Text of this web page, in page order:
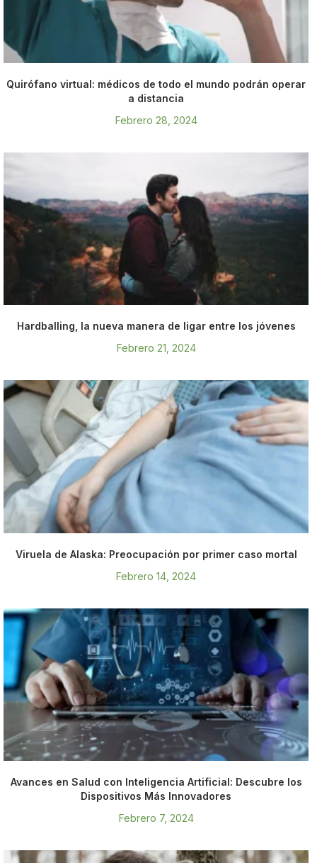
Quirófano virtual: médicos de todo el mundo podrán operar
a distancia
Febrero 28, 2024
Hardballing, la nueva manera de ligar entre los jóvenes
Febrero 21, 2024
Viruela de Alaska: Preocupación por primer caso mortal
Febrero 14, 2024
Avances en Salud con Inteligencia Artificial: Descubre los
Dispositivos Más Innovadores
Febrero 7, 2024